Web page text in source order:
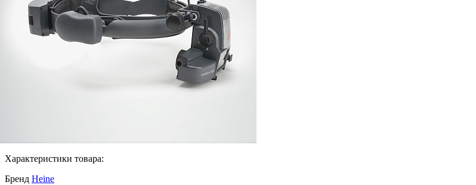
Характеристики товара:
Бренд Heine